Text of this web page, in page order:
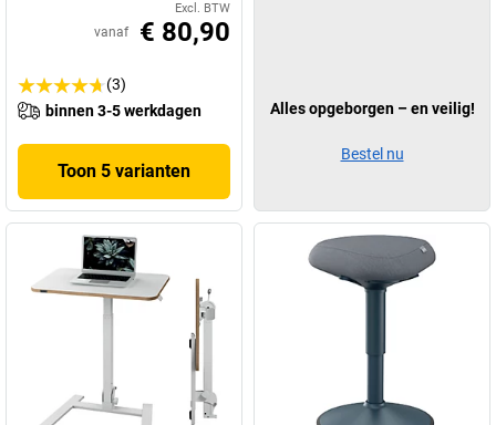
Excl. BTW
vanaf € 80,90
(3)
binnen 3-5 werkdagen
Toon 5 varianten
Alles opgeborgen – en veilig!
Bestel nu